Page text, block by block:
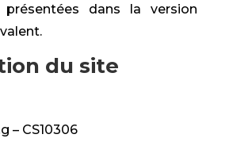
présentées dans la version
du site
– CS10306